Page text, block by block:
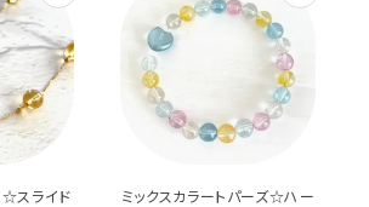
☆スライド
ミックスカラートパーズ☆ハー